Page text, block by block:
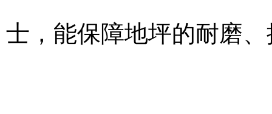
士，能保障地坪的耐磨